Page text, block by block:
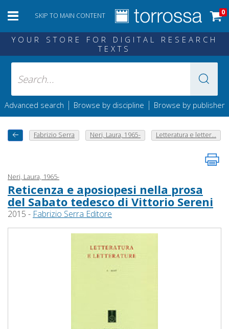
SKIP TO MAIN CONTENT 0
YOUR STORE FOR DIGITAL RESEARCH
TEXTS
Advanced search | Browse by discipline | Browse by publisher
Fabrizio Serra Neri, Laura, 1965- Letteratura e letter...
Neri, Laura, 1965-
Reticenza e aposiopesi nella prosa
del Sabato tedesco di Vittorio Sereni
2015 - Fabrizio Serra Editore